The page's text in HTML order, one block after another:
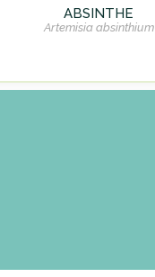
ABSINTHE
Artemisia absinthium